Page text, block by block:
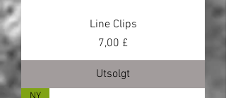
Line Clips
Pris
7,00 £
Utsolgt